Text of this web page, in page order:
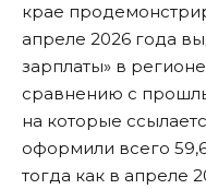
крае
апреле 2026 года
зарплаты» в
сравнению с
на которые
оформили всего
тогда как в апреле